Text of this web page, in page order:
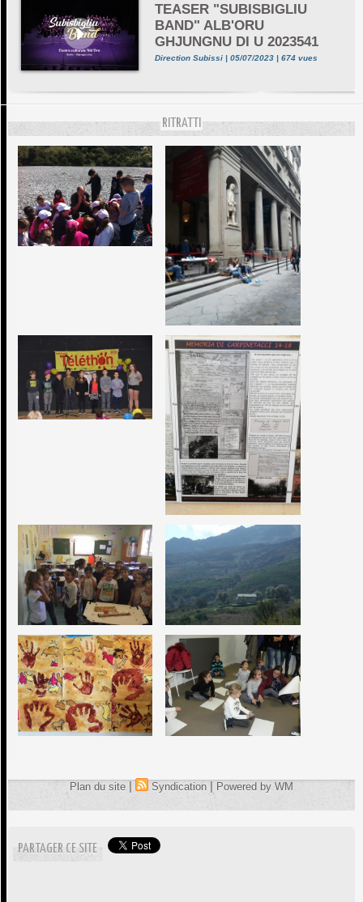
TEASER "SUBISBIGLIU
BAND" ALB'ORU
GHJUNGNU DI U 2023541
Direction Subissi | 05/07/2023 | 674 vues
RITRATTI
Plan du site | Syndication | Powered by WM
PARTAGER CE SITE